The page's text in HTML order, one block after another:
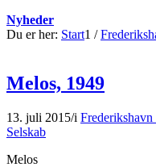
Nyheder
Du er her: Start1 /
Melos, 1949
13. juli 2015/i
Selskab
Melos